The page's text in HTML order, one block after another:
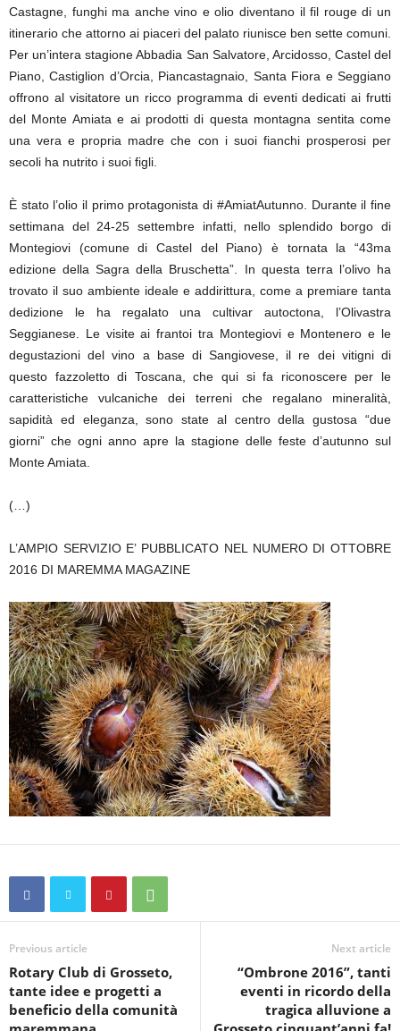
Castagne, funghi ma anche vino e olio diventano il fil rouge di un
itinerario che attorno ai piaceri del palato riunisce ben sette comuni.
Per un’intera stagione Abbadia San Salvatore, Arcidosso, Castel del
Piano, Castiglion d’Orcia, Piancastagnaio, Santa Fiora e Seggiano
offrono al visitatore un ricco programma di eventi dedicati ai frutti
del Monte Amiata e ai prodotti di questa montagna sentita come
una vera e propria madre che con i suoi fianchi prosperosi per
secoli ha nutrito i suoi figli.
È stato l’olio il primo protagonista di #AmiatAutunno. Durante il fine
settimana del 24-25 settembre infatti, nello splendido borgo di
Montegiovi (comune di Castel del Piano) è tornata la “43ma
edizione della Sagra della Bruschetta”. In questa terra l’olivo ha
trovato il suo ambiente ideale e addirittura, come a premiare tanta
dedizione le ha regalato una cultivar autoctona, l’Olivastra
Seggianese. Le visite ai frantoi tra Montegiovi e Montenero e le
degustazioni del vino a base di Sangiovese, il re dei vitigni di
questo fazzoletto di Toscana, che qui si fa riconoscere per le
caratteristiche vulcaniche dei terreni che regalano mineralità,
sapidità ed eleganza, sono state al centro della gustosa “due
giorni” che ogni anno apre la stagione delle feste d’autunno sul
Monte Amiata.
(…)
L’AMPIO SERVIZIO E’ PUBBLICATO NEL NUMERO DI OTTOBRE
2016 DI MAREMMA MAGAZINE
Previous article
Rotary Club di Grosseto,
tante idee e progetti a
beneficio della comunità
Next article
“Ombrone 2016”, tanti
eventi in ricordo della
tragica alluvione a